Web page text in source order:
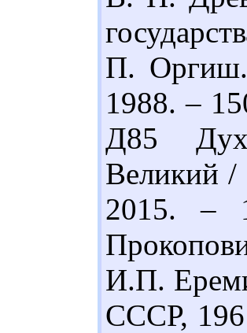
П.
1988. –
Д85
Великий
2015. –
И.П.
СССР,